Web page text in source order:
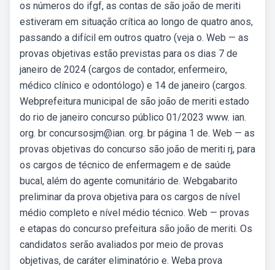
os números do ifgf, as contas de são joão de meriti
estiveram em situação crítica ao longo de quatro anos,
passando a difícil em outros quatro (veja o. Web — as
provas objetivas estão previstas para os dias 7 de
janeiro de 2024 (cargos de contador, enfermeiro,
médico clínico e odontólogo) e 14 de janeiro (cargos.
Webprefeitura municipal de são joão de meriti estado
do rio de janeiro concurso público 01/2023 www. ian.
org. br concursosjm@ian. org. br página 1 de. Web — as
provas objetivas do concurso são joão de meriti rj, para
os cargos de técnico de enfermagem e de saúde
bucal, além do agente comunitário de. Webgabarito
preliminar da prova objetiva para os cargos de nível
médio completo e nível médio técnico. Web — provas
e etapas do concurso prefeitura são joão de meriti. Os
candidatos serão avaliados por meio de provas
objetivas, de caráter eliminatório e. Weba prova